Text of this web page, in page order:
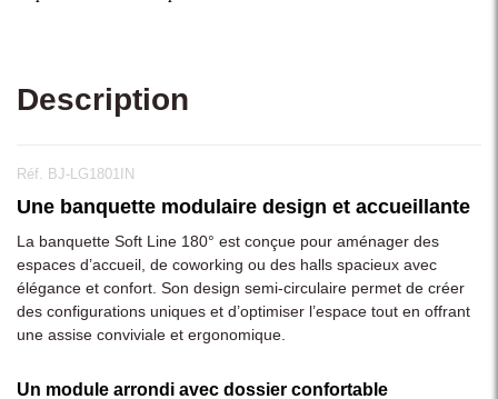
Description
Réf. BJ-LG1801IN
Une banquette modulaire design et accueillante
La banquette Soft Line 180° est conçue pour aménager des
espaces d’accueil, de coworking ou des halls spacieux avec
élégance et confort. Son design semi-circulaire permet de créer
des configurations uniques et d’optimiser l’espace tout en offrant
une assise conviviale et ergonomique.
Un module arrondi avec dossier confortable